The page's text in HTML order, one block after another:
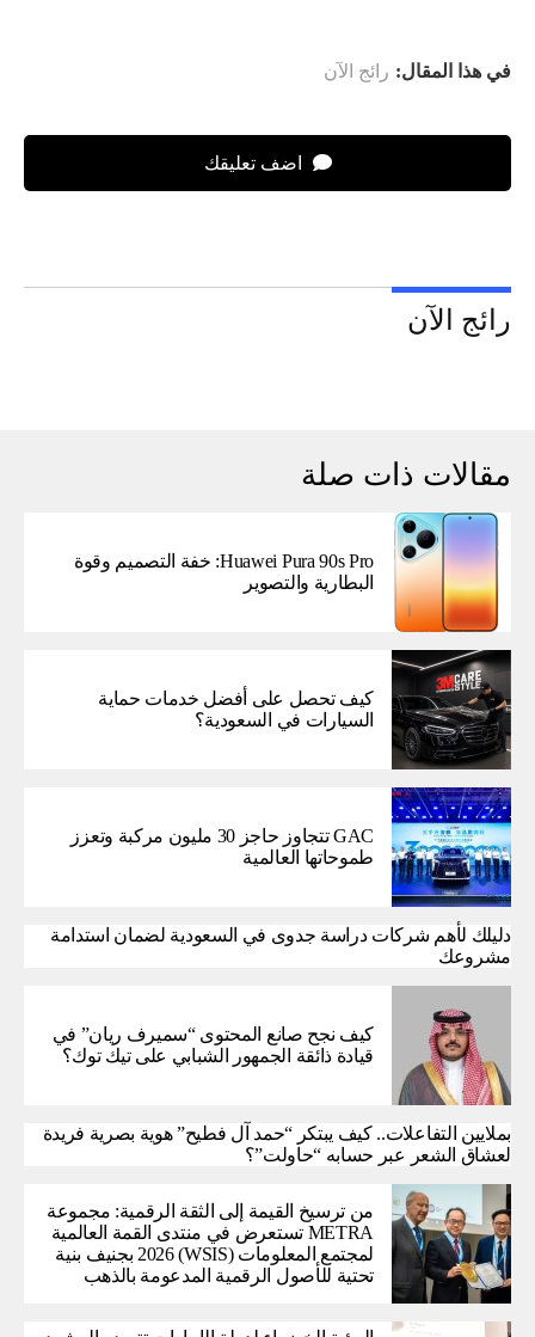
في هذا المقال: رائج الآن
اضف تعليقك
رائج الآن
مقالات ذات صلة
Huawei Pura 90s Pro: خفة التصميم وقوة
البطارية والتصوير
كيف تحصل على أفضل خدمات حماية
السيارات في السعودية؟
GAC تتجاوز حاجز 30 مليون مركبة وتعزز
طموحاتها العالمية
دليلك لأهم شركات دراسة جدوى في السعودية لضمان استدامة
مشروعك
كيف نجح صانع المحتوى “سميرف ريان” في
قيادة ذائقة الجمهور الشبابي على تيك توك؟
بملايين التفاعلات.. كيف يبتكر “حمد آل فطيح” هوية بصرية فريدة
لعشاق الشعر عبر حسابه “حاولت”؟
من ترسيخ القيمة إلى الثقة الرقمية: مجموعة
METRA تستعرض في منتدى القمة العالمية
لمجتمع المعلومات (WSIS) 2026 بجنيف بنية
تحتية للأصول الرقمية المدعومة بالذهب